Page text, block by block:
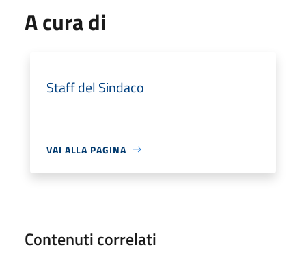
A cura di
Staff del Sindaco
VAI ALLA PAGINA
Contenuti correlati